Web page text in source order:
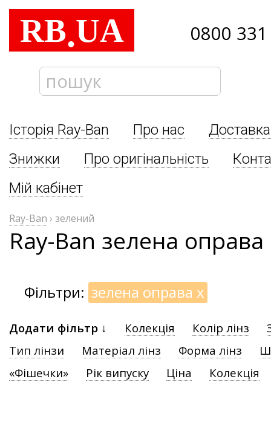
RB.UA 0800
Історія Ray-Ban Про нас
Знижки
Про оригінальність
Мій кабінет
Ray-Ban › зелений
Ray-Ban зелена оправа
Фільтри: зелена оправа x
Додати фільтр ↓ Колекція Колір лінз
Тип лінзи
Матеріал лінз Форма лінз
«Фішечки»
Рік випуску Ціна Колекція